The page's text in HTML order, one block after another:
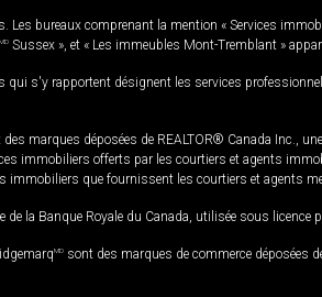
bureaux comprenant la mention « Services
MD Sussex », et « Les immeubles Mont-Tremblant »
s'y rapportent désignent les services
marques déposées de REALTOR® Canada
immobiliers offerts par les courtiers et agents
immobiliers que fournissent les courtiers et agents
de la Banque Royale du Canada, utilisée sous
MD sont des marques de commerce déposées